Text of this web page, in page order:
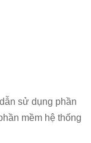
sử dụng phần
mềm hệ thống